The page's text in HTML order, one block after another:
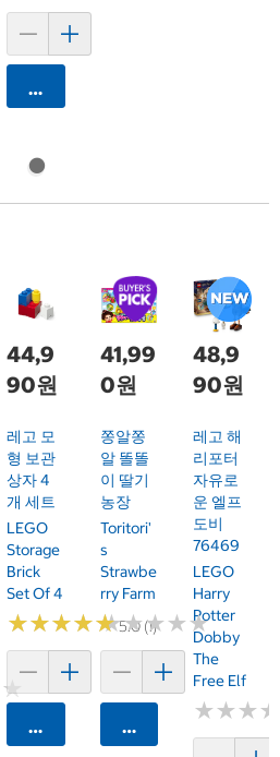
카트에 담기
★
★
44,9
90원
레고 모
형 보관
상자 4
개 세트
LEGO
Storage
Brick
Set Of 4
★★★★★
★★★★★5.0 (1)
카트에 담기
41,99
0원
쫑알쫑
알 똘똘
이 딸기
농장
Toritori'
S
Strawbe
Rry Farm
★★★★★
★★★★★
카트에 담기
48,9
90원
레고 해
리포터
자유로
운 엘프
도비
76469
LEGO
Harry
Potter
Dobby
The
Free Elf
★★★
★★★